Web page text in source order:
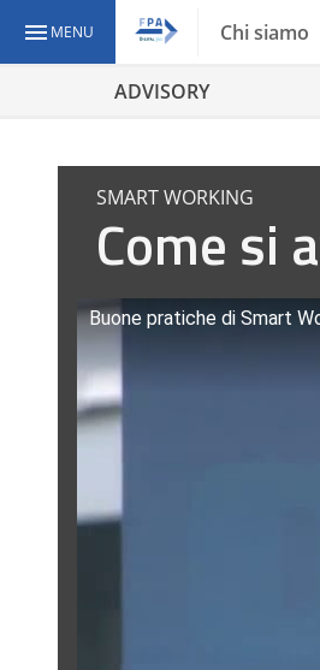
MENU Chi siamo
ADVISORY
SMART WORKING
Come si
Buone pratiche di Smart